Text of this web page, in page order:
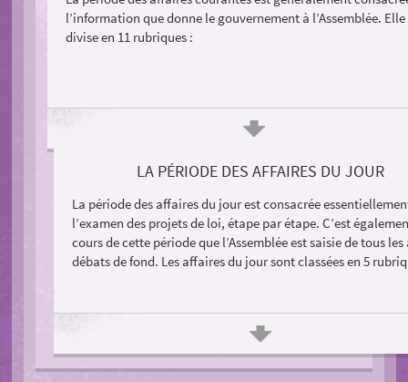
l’information que donne le gouvernement à l’Assemblée. Elle
divise en 11 rubriques :
LA PÉRIODE DES AFFAIRES DU JOUR
La période des affaires du jour est consacrée
l’examen des projets de loi, étape par étape. C’est
cours de cette période que l’Assemblée est saisie de tous
débats de fond. Les affaires du jour sont classées en 5